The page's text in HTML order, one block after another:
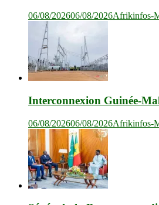
06/08/202606/08/2026Afrikinfos-
Interconnexion Guinée-
06/08/202606/08/2026Afrikinfos-